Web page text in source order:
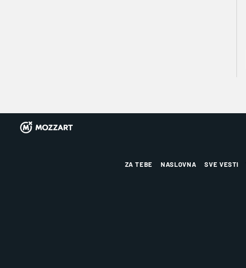
ZA TEBE NASLOVNA SVE VESTI